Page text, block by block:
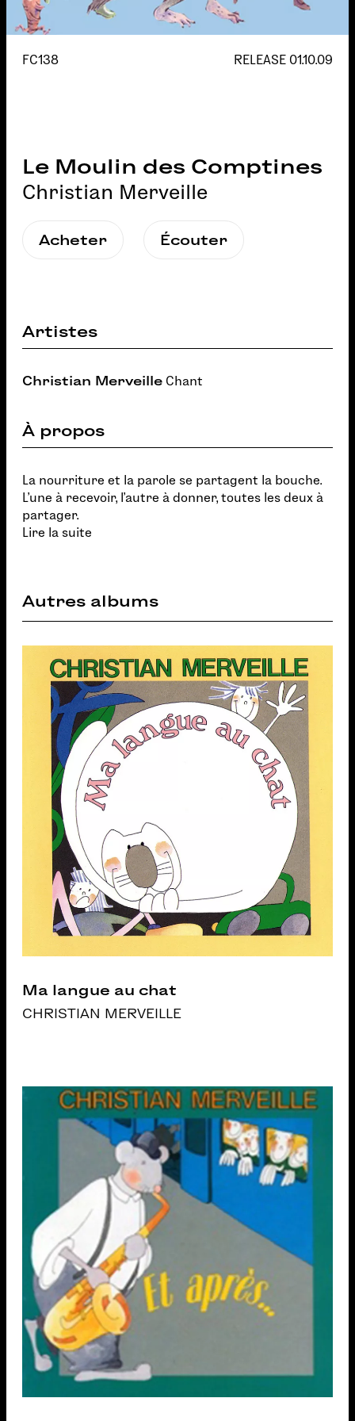
FC138 RELEASE 01.10.09
Le Moulin des Comptines
Christian Merveille
Acheter Écouter
Artistes
Christian Merveille Chant
À propos
La nourriture et la parole se partagent la bouche.
L'une à recevoir, l'autre à donner, toutes les deux à
partager.
Lire la suite
Autres albums
Ma langue au chat
CHRISTIAN MERVEILLE